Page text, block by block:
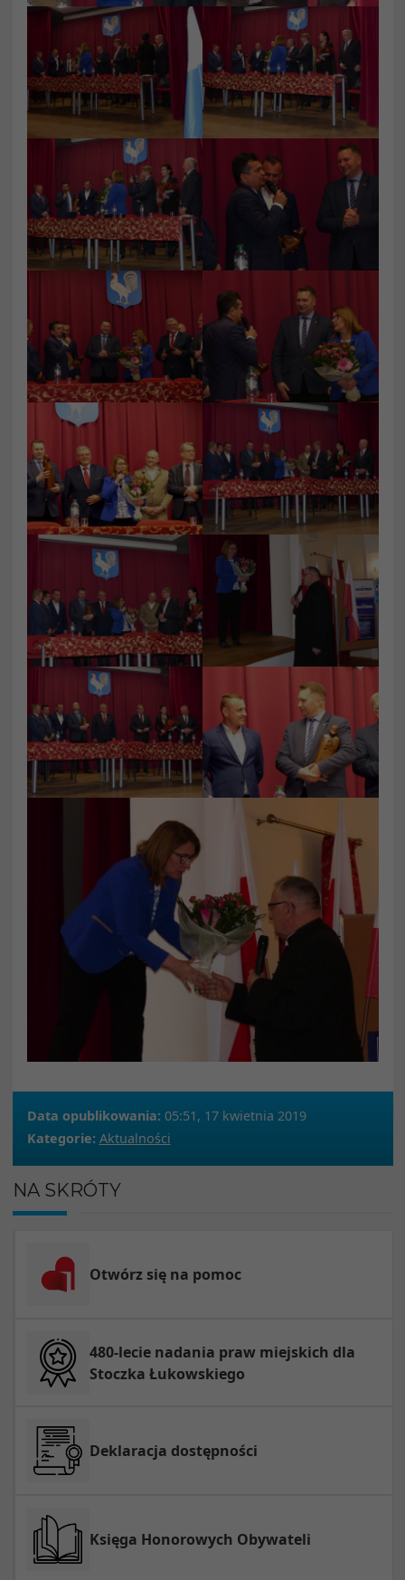
Data opublikowania: 05:51, 17 kwietnia 2019
Kategorie: Aktualności
NA SKRÓTY
Otwórz się na pomoc
480-lecie nadania praw miejskich dla
Stoczka Łukowskiego
Deklaracja dostępności
Księga Honorowych Obywateli